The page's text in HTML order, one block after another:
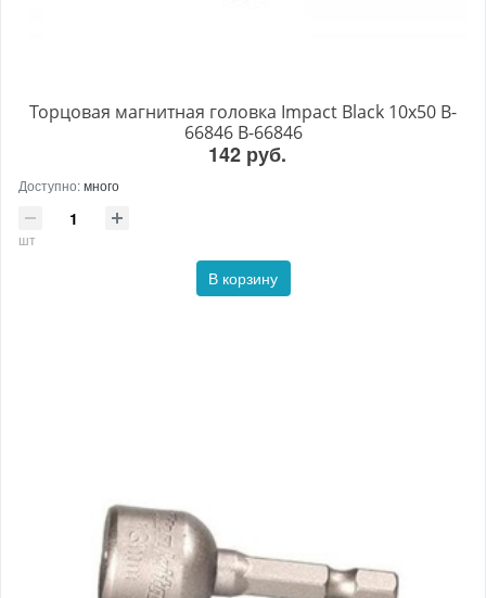
Торцовая магнитная головка Impact Black 10х50 B-
66846 B-66846
142 руб.
Доступно:много
шт
В корзину